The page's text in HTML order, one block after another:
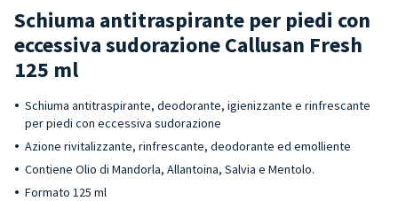
Schiuma antitraspirante per piedi con
eccessiva sudorazione Callusan Fresh
125 ml
Schiuma antitraspirante, deodorante, igienizzante e rinfrescante
per piedi con eccessiva sudorazione
Azione rivitalizzante, rinfrescante, deodorante ed emolliente
Contiene Olio di Mandorla, Allantoina, Salvia e Mentolo.
Formato 125 ml